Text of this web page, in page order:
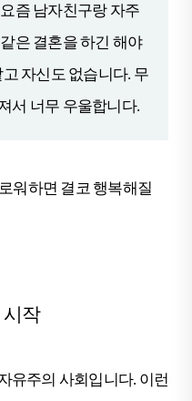
즘 남자친구랑 자주
은 결혼을 하긴 해야
자신도 없습니다. 무
서 너무 우울합니다.
워하면 결코 행복해질
시작
유주의 사회입니다. 이런